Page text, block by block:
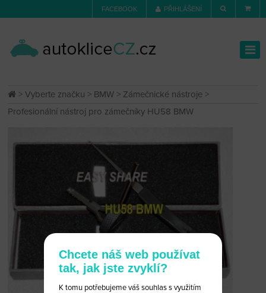
FACEBOOK PŘIHLÁŠENÍ
>Vyberte značku > BMW > Zámečnické nástroje >
Profesionální nástroj pro zámečníky HU58 BMW
Chcete náš web používat
tak, jak jste zvyklí?
K tomu potřebujeme váš souhlas s využitím